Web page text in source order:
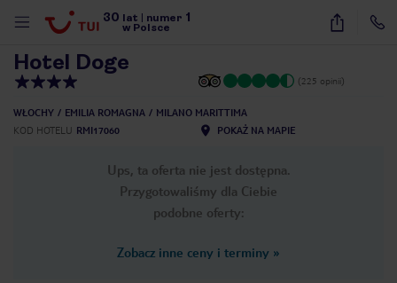
30 lat numer 1
w Polsce
29
Hotel Doge
(225 opinii)
WŁOCHY EMILIA ROMAGNA
MILANO MARITTIMA
KOD HOTELU RMI17060 POKAŻ NA MAPIE
Ups, ta oferta nie jest dostępna.
Przygotowaliśmy dla Ciebie
podobne oferty:
Zobacz inne ceny i terminy »